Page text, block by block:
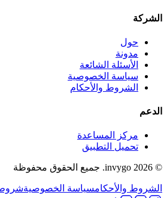
الشركة
حول
مدونة
الأسئلة الشائعة
سياسة الخصوصية
الشروط والأحكام
الدعم
مركز المساعدة
تحميل التطبيق
© 2026 invygo. جميع الحقوق محفوظة
الشروط والأحكامسياسة الخصوصيةشروط